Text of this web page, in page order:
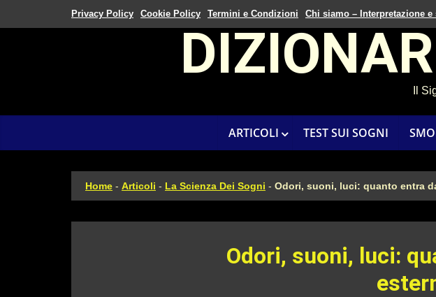
Privacy Policy Cookie Policy Termini e Condizioni Chi siamo – Interpretazione
Il
ARTICOLI TEST SUI SOGNI
Home - Articoli - La Scienza Dei Sogni - Odori, suoni, luci: quanto entra
Odori, suoni, luci: